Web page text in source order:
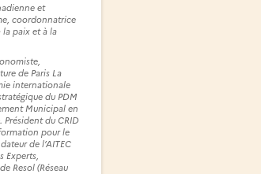
et
coordonnatrice
la paix et à la
de Paris La
internationale
du PDM
Municipal en
Président du CRID
pour le
de l’AITEC
Experts,
Resol (Réseau